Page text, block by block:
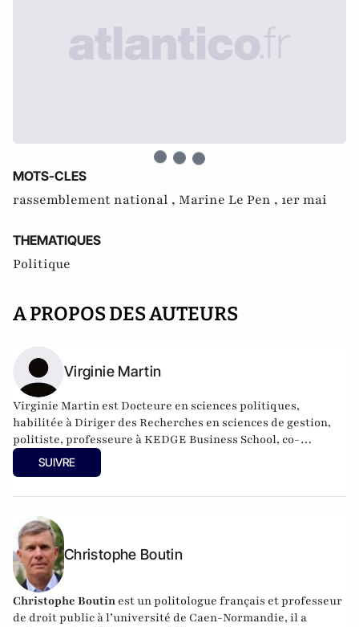
MOTS-CLES
rassemblement national , Marine Le Pen , 1er mai
THEMATIQUES
Politique
A PROPOS DES AUTEURS
Virginie Martin
Virginie Martin est Docteure en sciences politiques,
habilitée à Diriger des Recherches en sciences de gestion,
politiste, professeure à KEDGE Business School, co-
responsable du comité scientifique de la Revue Politique et
Parlementaire.
SUIVRE
Christophe Boutin
Christophe Boutin est un politologue français et professeur
de droit public à l’université de Caen-Normandie, il a